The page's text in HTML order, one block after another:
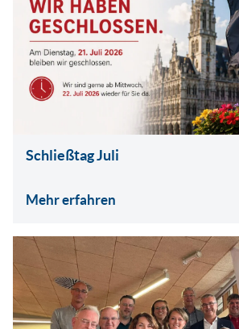
Schließtag Juli
Mehr erfahren